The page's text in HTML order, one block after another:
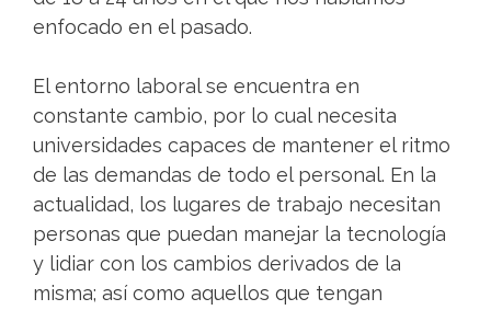
enfocado en el pasado.
El entorno laboral se encuentra en
constante cambio, por lo cual necesita
universidades capaces de mantener el ritmo
de las demandas de todo el personal. En la
actualidad, los lugares de trabajo necesitan
personas que puedan manejar la tecnología
y lidiar con los cambios derivados de la
misma; así como aquellos que tengan